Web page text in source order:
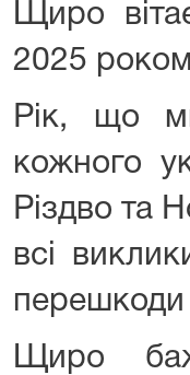
Щиро
2025
Рік, що
кожного
Різдво та
всі
перешкоди
Щиро